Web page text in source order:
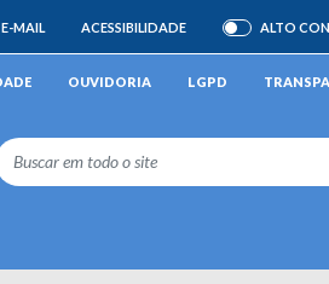
E-MAIL ACESSIBILIDADE ATIVAR/
ALTO
OUVIDORIA LGPD